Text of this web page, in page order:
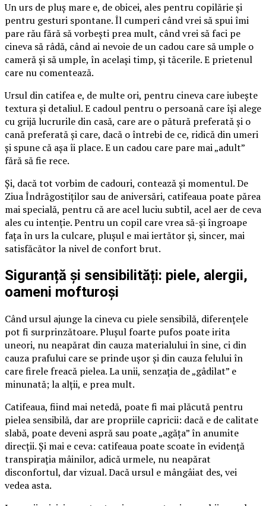
Un urs de pluș mare e, de obicei, ales pentru copilărie și
pentru gesturi spontane. Îl cumperi când vrei să spui îmi
pare rău fără să vorbești prea mult, când vrei să faci pe
cineva să râdă, când ai nevoie de un cadou care să umple o
cameră și să umple, în același timp, și tăcerile. E prietenul
care nu comentează.
Ursul din catifea e, de multe ori, pentru cineva care iubește
textura și detaliul. E cadoul pentru o persoană care își alege
cu grijă lucrurile din casă, care are o pătură preferată și o
cană preferată și care, dacă o întrebi de ce, ridică din umeri
și spune că așa îi place. E un cadou care pare mai „adult”
fără să fie rece.
Și, dacă tot vorbim de cadouri, contează și momentul. De
Ziua Îndrăgostiților sau de aniversări, catifeaua poate părea
mai specială, pentru că are acel luciu subtil, acel aer de ceva
ales cu intenție. Pentru un copil care vrea să-și îngroape
fața în urs la culcare, plușul e mai iertător și, sincer, mai
satisfăcător la nivel de confort brut.
Siguranță și sensibilități: piele, alergii,
oameni mofturoși
Când ursul ajunge la cineva cu piele sensibilă, diferențele
pot fi surprinzătoare. Plușul foarte pufos poate irita
uneori, nu neapărat din cauza materialului în sine, ci din
cauza prafului care se prinde ușor și din cauza felului în
care firele freacă pielea. La unii, senzația de „gâdilat” e
minunată; la alții, e prea mult.
Catifeaua, fiind mai netedă, poate fi mai plăcută pentru
pielea sensibilă, dar are propriile capricii: dacă e de calitate
slabă, poate deveni aspră sau poate „agăța” în anumite
direcții. Și mai e ceva: catifeaua poate scoate în evidență
transpirația mâinilor, adică urmele, nu neapărat
disconfortul, dar vizual. Dacă ursul e mângâiat des, vei
vedea asta.